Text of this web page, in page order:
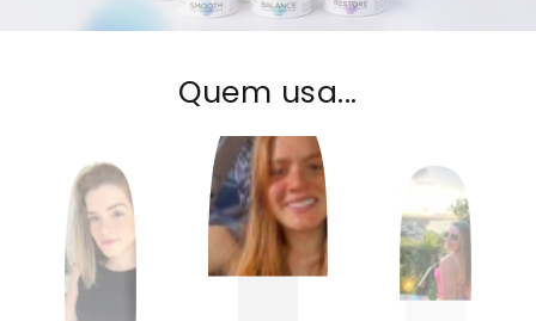
Quem usa...